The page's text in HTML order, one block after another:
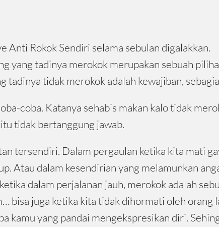
Anti Rokok Sendiri selama sebulan digalakkan.
yang tadinya merokok merupakan sebuah
tadinya tidak merokok adalah kewajiban,
coba. Katanya sehabis makan kalo tidak
tidak bertanggung jawab.
tersendiri. Dalam pergaulan ketika kita mati
Atau dalam kesendirian yang melamunkan
dalam perjalanan jauh, merokok adalah
bisa juga ketika kita tidak dihormati oleh
kamu yang pandai mengekspresikan diri.